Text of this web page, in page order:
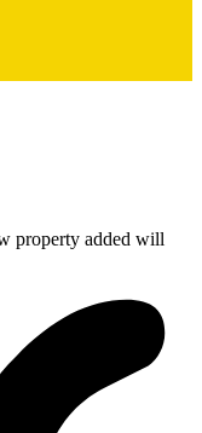
property added will